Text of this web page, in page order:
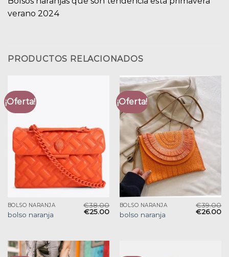
verano 2024
PRODUCTOS RELACIONADOS
¡Oferta!
BOLSO NARANJA
bolso naranja
€38.00
€25.00
¡Oferta!
BOLSO NARANJA
bolso naranja
€39.00
€26.00